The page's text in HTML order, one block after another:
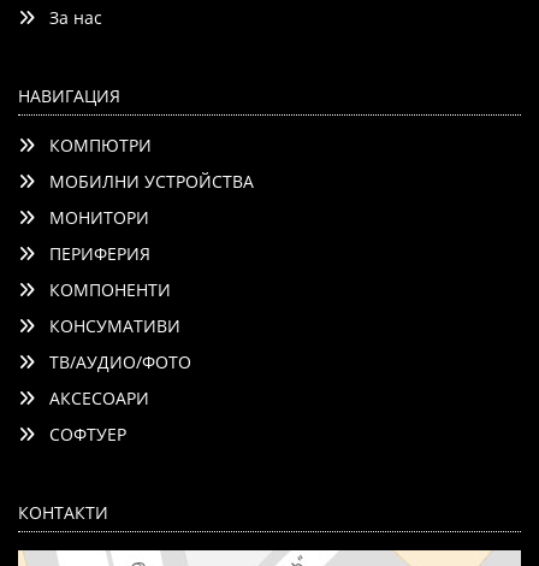
За нас
НАВИГАЦИЯ
КОМПЮТРИ
МОБИЛНИ УСТРОЙСТВА
МОНИТОРИ
ПЕРИФЕРИЯ
КОМПОНЕНТИ
КОНСУМАТИВИ
ТВ/АУДИО/ФОТО
АКСЕСОАРИ
СОФТУЕР
КОНТАКТИ